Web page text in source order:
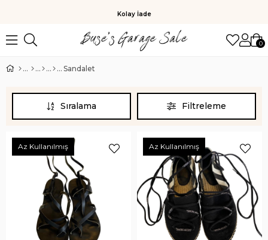
Kolay İade
0
Sandalet
Filtreleme
Sıralama
Az Kullanılmış Az Kullanılmış